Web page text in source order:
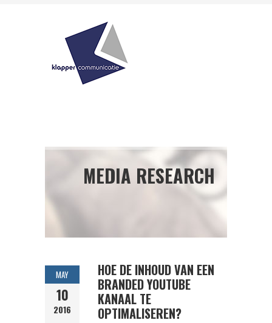
MEDIA RESEARCH
MAY
10
2016
HOE DE INHOUD VAN EEN
BRANDED YOUTUBE
KANAAL TE
OPTIMALISEREN?